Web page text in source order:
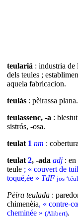
teulariá : industria
dels teules ;
aquela fabricacion.
teulàs : pèirassa plana.
teulassenc, -a :
sistrós, -osa.
teulat 1 nm :
teulat 2, -ada adj :
teule ; « couvert de
toqué,ée » TdF jos
Pèira teulada :
chimenèia, « contre-
cheminée » (Alibert).